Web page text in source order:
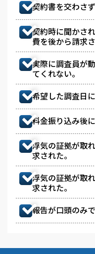
契約書を交わさ
契約時に聞かさ
費を後から請求さ
実際に調査員が
てくれない。
希望した調査日
料金振り込み後
浮気の証拠が取
求された。
浮気の証拠が取
求された。
報告が口頭のみ